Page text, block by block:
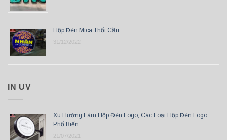
Hộp Đèn Mica Thổi Cầu
31/12/2022
IN UV
Xu Hướng Làm Hộp Đèn Logo, Các Loại Hộp Đèn Logo
Phổ Biến
21/07/2021